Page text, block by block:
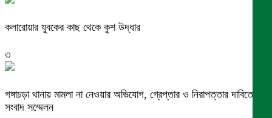
কলারোয়ার যুবকের কাছ থেকে কুশ উদ্ধার
৩
গঙ্গাচড়া থানায় মামলা না নেওয়ার অভিযোগ, গ্রেপ্তার ও নিরাপত্তার দাবিতে
সংবাদ সম্মেলন